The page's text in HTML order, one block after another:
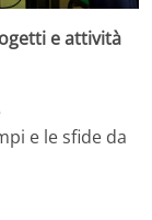
e attività
e le sfide da